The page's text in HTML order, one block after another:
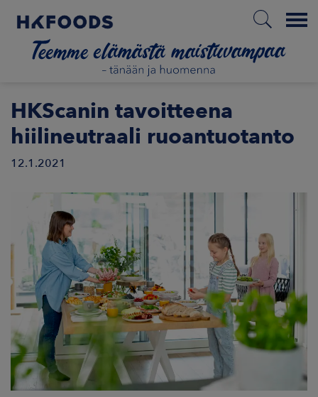
Menu
ETUSIVU
MEISTÄ
HKScanin tavoitteena
hiilineutraali ruoantuotanto
12.1.2021